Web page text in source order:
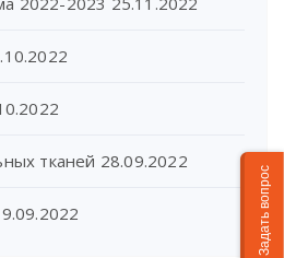
тканей 28.09.2022
Задать вопрос